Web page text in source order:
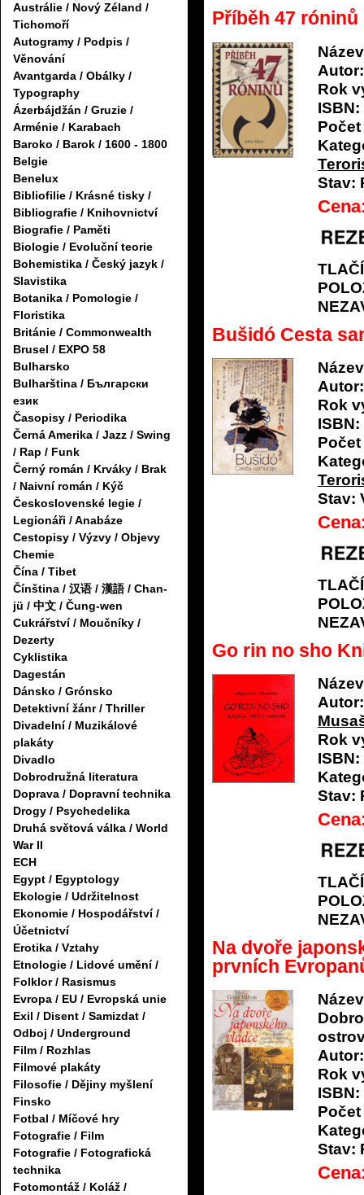
Austrálie / Nový Zéland /
Tichomoří
Autogramy / Podpis /
Věnování
Avantgarda / Obálky /
Typography
Ázerbájdžán / Gruzie /
Arménie / Karabach
Baroko / Barok / 1600 - 1800
Belgie
Benelux
Bibliofilie / Krásné tisky /
Bibliografie / Knihovnictví
Biografie / Paměti
Biologie / Evoluční teorie
Bohemistika / Český jazyk /
Slavistika
Botanika / Pomologie /
Floristika
Británie / Commonwealth
Brusel / EXPO 58
Bulharsko
Bulharština / Български
език
Časopisy / Periodika
Černá Amerika / Jazz / Swing
/ Rap / Funk
Černý román / Krváky / Brak
/ Naivní román / Kýč
Československé legie /
Legionáři / Anabáze
Cestopisy / Výzvy / Objevy
Chemie
Čína / Tibet
Čínština / 汉语 / 漢語 / Chan-
jü / 中文 / Čung-wen
Cukrářství / Moučníky /
Dezerty
Cyklistika
Dagestán
Dánsko / Grónsko
Detektivní žánr / Thriller
Divadelní / Muzikálové
plakáty
Divadlo
Dobrodružná literatura
Doprava / Dopravní technika
Drogy / Psychedelika
Druhá světová válka / World
War II
ECH
Egypt / Egyptology
Ekologie / Udržitelnost
Ekonomie / Hospodářství /
Účetnictví
Erotika / Vztahy
Etnologie / Lidové umění /
Folklor / Rasismus
Evropa / EU / Evropská unie
Exil / Disent / Samizdat /
Odboj / Underground
Film / Rozhlas
Filmové plakáty
Filosofie / Dějiny myšlení
Finsko
Fotbal / Míčové hry
Fotografie / Film
Fotografie / Fotografická
technika
Fotomontáž / Koláž /
Příběh 47 róninů
Autor:
Rok
ISBN:
Stav:
Bušidó Cesta
Autor:
Rok
ISBN:
Stav:
Go rin no sho
Autor:
Rok
ISBN:
Stav:
Na dvoře
prvních
Autor:
Rok
ISBN:
Stav: